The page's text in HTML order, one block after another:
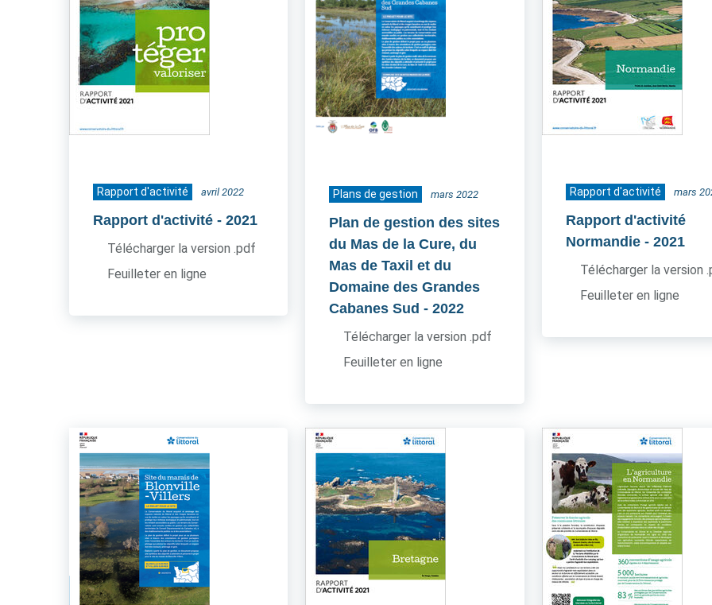
Rapport d'activité avril 2022
Rapport d'activité - 2021
Télécharger la version .pdf
Feuilleter en ligne
Plans de gestion mars 2022
Plan de gestion des sites
du Mas de la Cure, du
Mas de Taxil et du
Domaine des Grandes
Cabanes Sud - 2022
Télécharger la version .pdf
Feuilleter en ligne
Rapport d'activité mars
Rapport d'activité
Normandie - 2021
Télécharger la version
Feuilleter en ligne